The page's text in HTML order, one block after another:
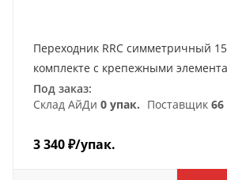
Переходник RRC симметричный
комплекте с крепежными
Под заказ:
Склад АйДи 0 упак. Поставщик 66
3 340₽/упак.